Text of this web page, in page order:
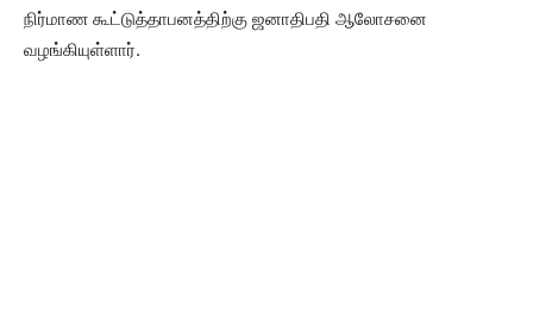
நிர்மாண கூட்டுத்தாபனத்திற்கு ஜனாதிபதி ஆலோசனை
வழங்கியுள்ளார்.